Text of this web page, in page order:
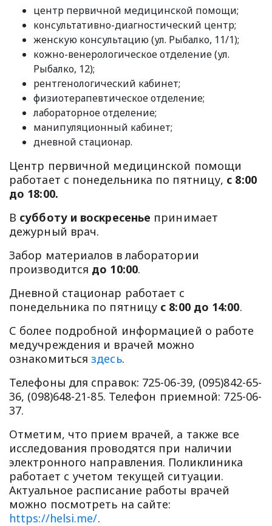
центр первичной медицинской помощи;
консультативно-диагностический центр;
женскую консультацию (ул. Рыбалко, 11/1);
кожно-венерологическое отделение (ул.
Рыбалко, 12);
рентгенологический кабинет;
физиотерапевтическое отделение;
лабораторное отделение;
манипуляционный кабинет;
дневной стационар.
Центр первичной медицинской помощи
работает с понедельника по пятницу, с 8:00
до 18:00.
В субботу и воскресенье принимает
дежурный врач.
Забор материалов в лаборатории
производится до 10:00.
Дневной стационар работает с
понедельника по пятницу с 8:00 до 14:00.
С более подробной информацией о работе
медучреждения и врачей можно
ознакомитьсяздесь.
Телефоны для справок: 725-06-39, (095)842-65-
36, (098)648-21-85. Телефон приемной: 725-06-
37.
Отметим, что прием врачей, а также все
исследования проводятся при наличии
электронного направления. Поликлиника
работает с учетом текущей ситуации.
Актуальное расписание работы врачей
можно посмотреть на сайте:
https://helsi.me/.